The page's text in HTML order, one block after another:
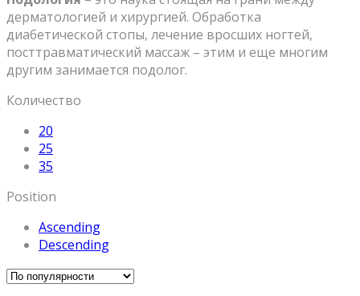
дерматологией и хирургией. Обработка
диабетической стопы, лечение вросших ногтей,
посттравматический массаж – этим и еще многим
другим занимается подолог.
Количество
20
25
35
Position
Ascending
Descending